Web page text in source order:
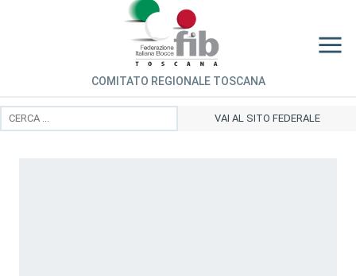
COMITATO REGIONALE TOSCANA
VAI AL SITO FEDERALE